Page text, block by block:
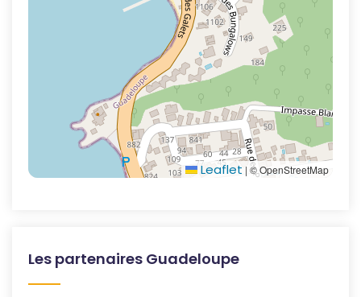
Leaflet | © OpenStreetMap
Les partenaires Guadeloupe